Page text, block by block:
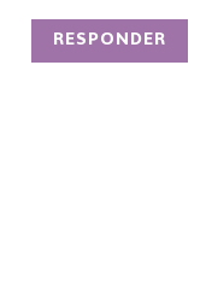
RESPONDER